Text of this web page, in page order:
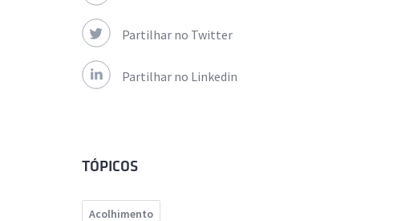
Partilhar no Twitter
Partilhar no Linkedin
TÓPICOS
Acolhimento